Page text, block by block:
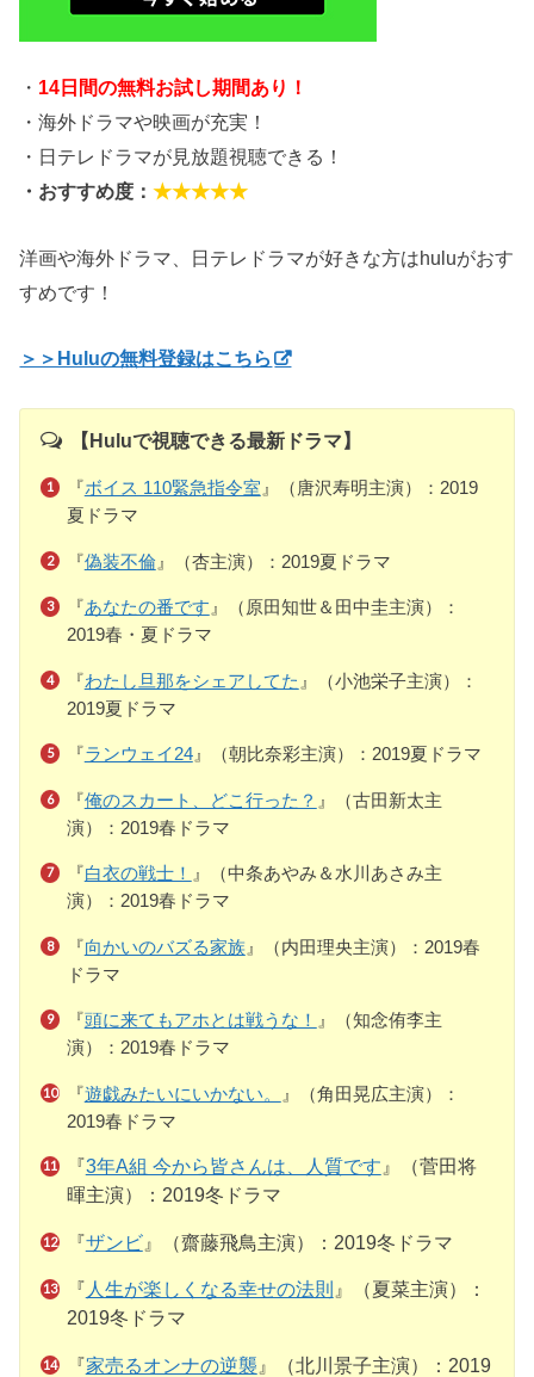
・ 14日間の無料お試し期間あり！
・海外ドラマや映画が充実！
・日テレドラマが見放題視聴できる！
・おすすめ度：★★★★★
洋画や海外ドラマ、日テレドラマが好きな方はhuluがおす
すめです！
＞＞Huluの無料登録はこちら
【Huluで視聴できる最新ドラマ】
『ボイス 110緊急指令室』（唐沢寿明主演）：2019
夏ドラマ
『偽装不倫』（杏主演）：2019夏ドラマ
『あなたの番です』（原田知世＆田中圭主演）：
2019春・夏ドラマ
『わたし旦那をシェアしてた 』（小池栄子主演）：
2019夏ドラマ
『ランウェイ24』（朝比奈彩主演）：2019夏ドラマ
『俺のスカート、どこ行った？ 』（古田新太主
演）：2019春ドラマ
『白衣の戦士！ 』（中条あやみ＆水川あさみ主
演）：2019春ドラマ
『向かいのバズる家族』（内田理央主演）：2019春
ドラマ
『頭に来てもアホとは戦うな！ 』（知念侑李主
演）：2019春ドラマ
『遊戯みたいにいかない。
』（角田晃広主演）：
2019春ドラマ
『3年A組 今から皆さんは、人質です 』（菅田将
暉主演）：2019冬ドラマ
『ザンビ』（齋藤飛鳥主演）：2019冬ドラマ
『 人生が楽しくなる幸せの法則 』（夏菜主演）：
2019冬ドラマ
『家売るオンナの逆襲 』（北川景子主演）：2019